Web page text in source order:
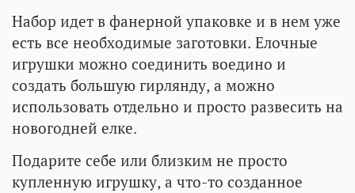
Набор идет в фанерной упаковке и в нем уже
есть все необходимые заготовки. Елочные
игрушки можно соединить воедино и
создать большую гирлянду, а можно
использовать отдельно и просто развесить на
новогодней елке.
Подарите себе или близким не просто
купленную игрушку, а что-то созданное